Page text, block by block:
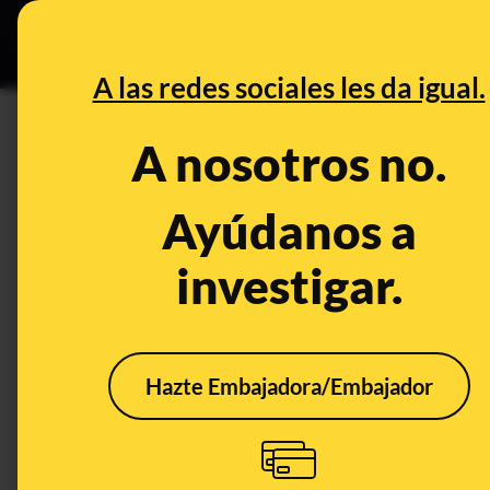
A las redes sociales les da igual.
A nosotros no.
Ayúdanos a
investigar.
Hazte Embajadora/Embajador
Especial
Incautar
CONTEXTO
Qué sabemos sobre si